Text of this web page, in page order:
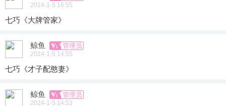
2024-1-5 16:55
七巧《大牌管家》
鲸鱼 管理员
2024-1-5 14:55
七巧《才子配憨妻》
鲸鱼 管理员
2024-1-5 14:53